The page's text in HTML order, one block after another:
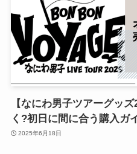
【なにわ男子ツアーグッ
く?初日に間に合う購入ガ
2025年6月18日